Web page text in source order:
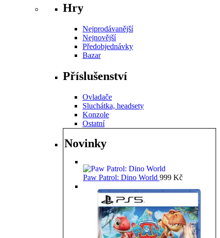
Hry
Nejprodávanější
Nejnovější
Předobjednávky
Bazar
Příslušenství
Ovladače
Sluchátka, headsety
Konzole
Ostatní
Novinky
Paw Patrol: Dino World 999 Kč